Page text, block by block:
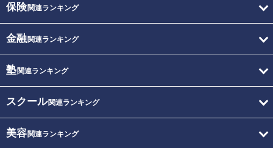
保険関連ランキング
金融関連ランキング
塾関連ランキング
スクール関連ランキング
美容関連ランキング